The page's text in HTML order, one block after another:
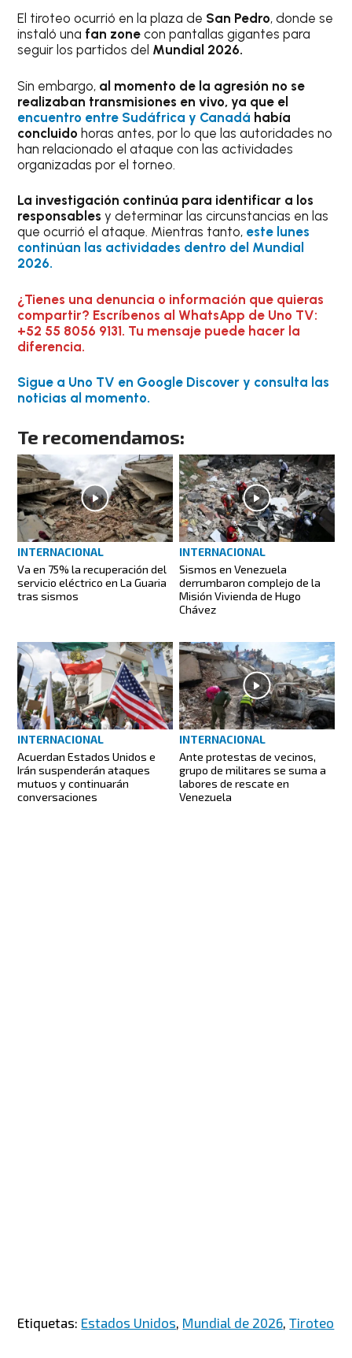
El tiroteo ocurrió en la plaza de San Pedro, donde se
instaló una fan zone con pantallas gigantes para
seguir los partidos del Mundial 2026.
Sin embargo, al momento de la agresión no se
realizaban transmisiones en vivo, ya que el
encuentro entre Sudáfrica y Canadá había
concluido horas antes, por lo que las autoridades no
han relacionado el ataque con las actividades
organizadas por el torneo.
La investigación continúa para identificar a los
responsables y determinar las circunstancias en las
que ocurrió el ataque. Mientras tanto, este lunes
continúan las actividades dentro del Mundial
2026.
¿Tienes una denuncia o información que quieras
compartir? Escríbenos al WhatsApp de Uno TV:
+52 55 8056 9131. Tu mensaje puede hacer la
diferencia.
Sigue a Uno TV en Google Discover y consulta las
noticias al momento.
Te recomendamos:
INTERNACIONAL
Va en 75% la recuperación del
servicio eléctrico en La Guaria
tras sismos
INTERNACIONAL
Sismos en Venezuela
derrumbaron complejo de la
Misión Vivienda de Hugo
Chávez
INTERNACIONAL
Acuerdan Estados Unidos e
Irán suspenderán ataques
mutuos y continuarán
conversaciones
INTERNACIONAL
Ante protestas de vecinos,
grupo de militares se suma a
labores de rescate en
Venezuela
Etiquetas: Estados Unidos, Mundial de 2026,Tiroteo